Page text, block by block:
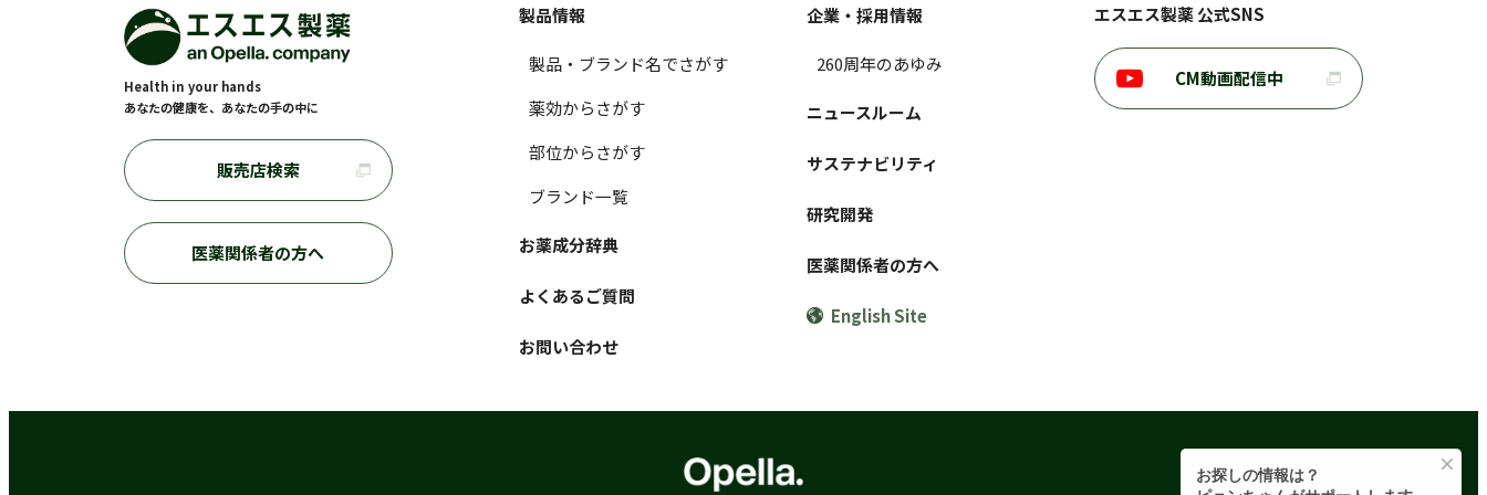
Health in your hands
あなたの健康を、あなたの手の中に
販売店検索
医薬関係者の方へ
製品情報
製品・ブランド名でさがす
薬効からさがす
部位からさがす
ブランド一覧
お薬成分辞典
よくあるご質問
お問い合わせ
企業・採用情報
260周年のあゆみ
ニュースルーム
サステナビリティ
研究開発
医薬関係者の方へ
English Site
エスエス製薬 公式SNS
CM動画配信中